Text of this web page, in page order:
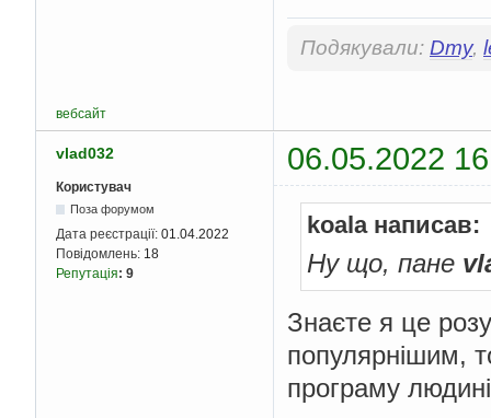
Подякували: Dmy,
вебсайт
vlad032 06.05.2022
Користувач
Поза форумом
Дата реєстрації: 01.04.2022
Повідомлень: 18
Репутація: 9
koala написав:
Ну що, пане
Знаєте я це
популярнішим,
програму